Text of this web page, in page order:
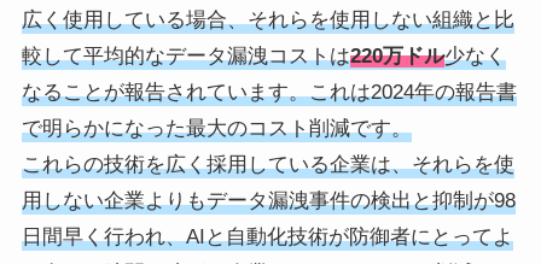
広く使用している場合、それらを使用しない組織と比
較して平均的なデータ漏洩コストは220万ドル少なく
なることが報告されています。これは2024年の報告書
で明らかになった最大のコスト削減です。
これらの技術を広く採用している企業は、それらを使
用しない企業よりもデータ漏洩事件の検出と抑制が98
日間早く行われ、AIと自動化技術が防御者にとってよ